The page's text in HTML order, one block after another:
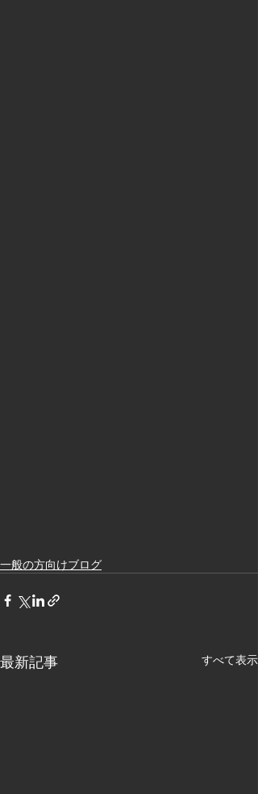
一般の方向けブログ
最新記事 すべて表示